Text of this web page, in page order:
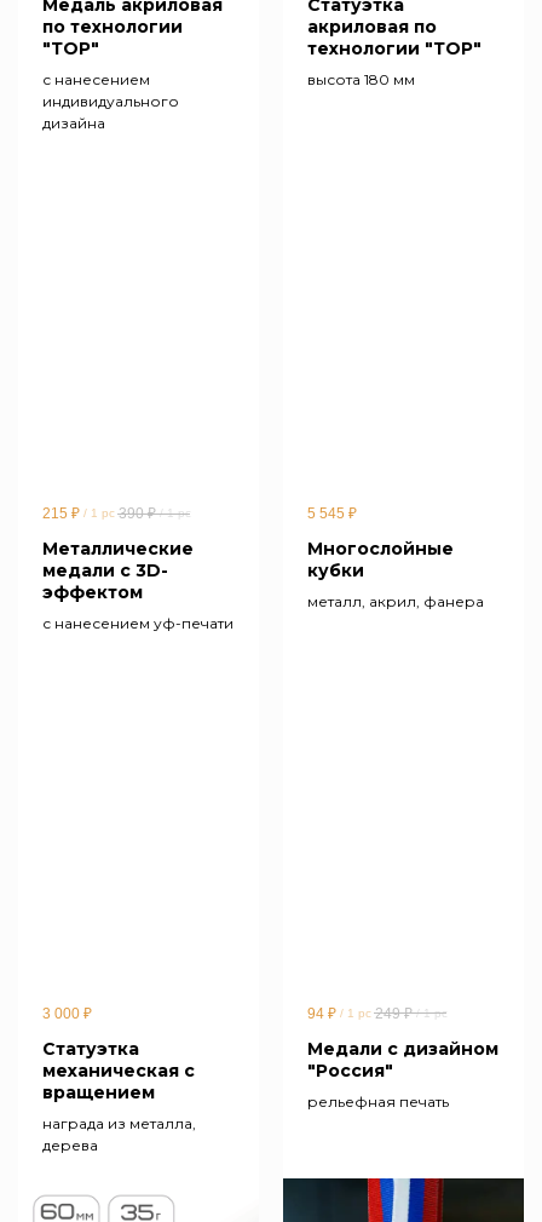
Медаль акриловая
по технологии
"ТОР"
с нанесением
индивидуального
дизайна
Статуэтка
акриловая по
технологии "ТОР"
высота 180 мм
215 ₽ / 1 pc 390 ₽ / 1 pc
Металлические
медали с 3D-
эффектом
с нанесением уф-печати
5 545 ₽
Многослойные
кубки
металл, акрил, фанера
3 000 ₽
Статуэтка
механическая с
вращением
награда из металла,
дерева
94 ₽ / 1 pc 249 ₽ / 1 pc
Медали с дизайном
"Россия"
рельефная печать